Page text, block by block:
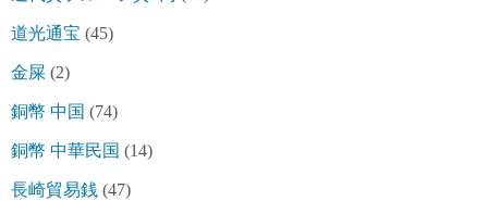
道光通宝 (45)
金屎 (2)
銅幣 中国 (74)
銅幣 中華民国 (14)
長崎貿易銭 (47)